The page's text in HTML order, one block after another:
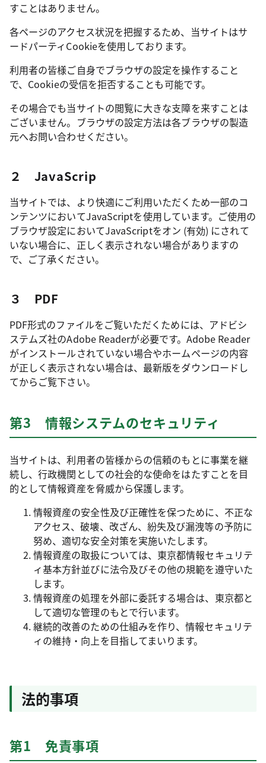
すことはありません。
各ページのアクセス状況を把握するため、当サイトはサ
ードパーティCookieを使用しております。
利用者の皆様ご自身でブラウザの設定を操作すること
で、Cookieの受信を拒否することも可能です。
その場合でも当サイトの閲覧に大きな支障を来すことは
ございません。ブラウザの設定方法は各ブラウザの製造
元へお問い合わせください。
２ JavaScrip
当サイトでは、より快適にご利用いただくため一部のコ
ンテンツにおいてJavaScriptを使用しています。ご使用の
ブラウザ設定においてJavaScriptをオン (有効) にされて
いない場合に、正しく表示されない場合がありますの
で、ご了承ください。
３ PDF
PDF形式のファイルをご覧いただくためには、アドビシ
ステムズ社のAdobe Readerが必要です。Adobe Reader
がインストールされていない場合やホームページの内容
が正しく表示されない場合は、最新版をダウンロードし
てからご覧下さい。
第3 情報システムのセキュリティ
当サイトは、利用者の皆様からの信頼のもとに事業を継
続し、行政機関としての社会的な使命をはたすことを目
的として情報資産を脅威から保護します。
情報資産の安全性及び正確性を保つために、不正な
アクセス、破壊、改ざん、紛失及び漏洩等の予防に
努め、適切な安全対策を実施いたします。
情報資産の取扱については、東京都情報セキュリテ
ィ基本方針並びに法令及びその他の規範を遵守いた
します。
情報資産の処理を外部に委託する場合は、東京都と
して適切な管理のもとで行います。
継続的改善のための仕組みを作り、情報セキュリテ
ィの維持・向上を目指してまいります。
法的事項
第1 免責事項